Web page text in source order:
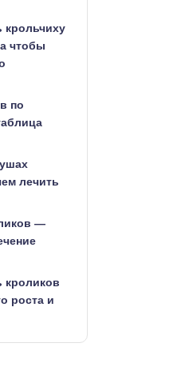
крольчиху
чтобы
по
лечить
—
кроликов
роста и